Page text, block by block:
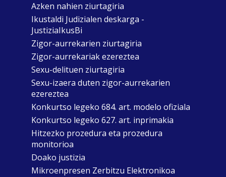
Azken nahien ziurtagiria
Ikustaldi Judizialen deskarga -
JustiziaIkusBi
Zigor-aurrekarien ziurtagiria
Zigor-aurrekariak ezereztea
Sexu-delituen ziurtagiria
Sexu-izaera duten zigor-aurrekarien
ezereztea
Konkurtso legeko 684. art. modelo ofiziala
Konkurtso legeko 627. art. inprimakia
Hitzezko prozedura eta prozedura
monitorioa
Doako justizia
Mikroenpresen Zerbitzu Elektronikoa